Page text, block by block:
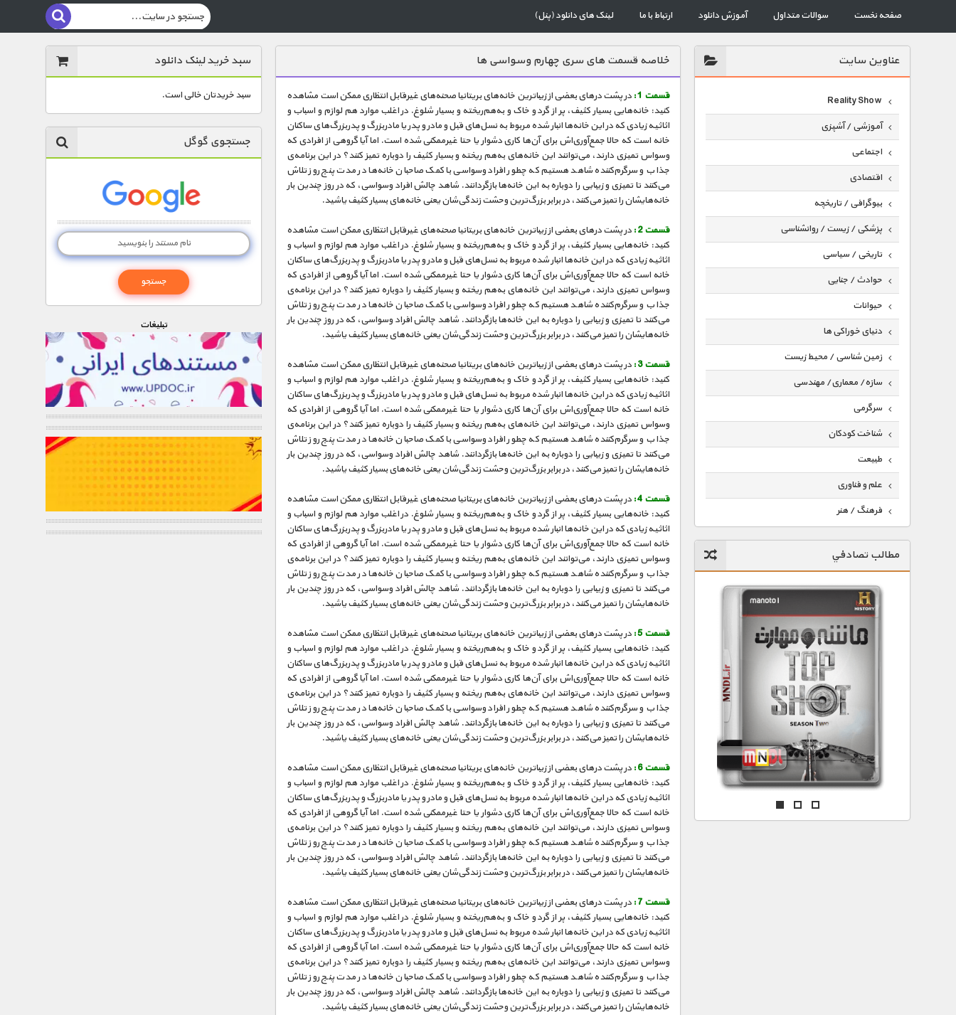
صفحه نخست سوالات متداول آموزش دانلود ارتباط با ما لینک های دانلود (پنل)
عناوين سايت
Reality Show
آموزشی / آشپزی
اجتماعی
اقتصادی
بیوگرافی / تاریخچه
پزشکی / زیست / روانشناسی
تاریخی / سیاسی
حوادث / جنایی
حیوانات
دنیای خوراکی ها
زمین شناسی / محیط زیست
سازه/ معماری/ مهندسی
سرگرمی
شناخت کودکان
طبیعت
علم و فناوری
فرهنگ / هنر
گردشگری
ماورایی
مسابقات / ورزشی
مستند های اختصاصی
مطالب تصادفي
خلاصه قسمت های سری چهارم وسواسی ها
قسمت 1 :
در پشت درهای بعضی از زیباترین خانه‌های بریتانیا صحنه‌های غیرقابل انتظاری ممکن است مشاهده
کنید: خانه‌هایی بسیار کثیف، پر از گرد و خاک و به‌هم‌ریخته و بسیار شلوغ. در اغلب موارد هم لوازم و اسباب و
اثاثیه زیادی که در این خانه‌ها انبار شده مربوط به نسل‌های قبل و مادر و پدر یا مادربزرگ و پدربزرگ‌های ساکنان
خانه است که حالا جمع‌آوری‌اش برای آن‌ها کاری دشوار یا حتا غیرممکنی شده است. اما آیا گروهی از افرادی که
وسواس تمیزی دارند، می‌توانند این خانه‌های به‌هم ریخته و بسیار کثیف را دوباره تمیز کنند؟ در این برنامه‌ی
جذاب و سرگرم‌کننده شاهد هستیم که چطور افراد وسواسی با کمک صاحبان خانه‌ها در مدت پنج روز تلاش
می‌کنند تا تمیزی و زیبایی را دوباره به این خانه‌ها بازگردانند. شاهد چالش افراد وسواسی، که در روز چندین بار
خانه‌هایشان را تمیز می‌کنند، در برابر بزرگ‌ترین وحشت زندگی‌شان یعنی خانه‌های بسیار کثیف یاشید.
قسمت 2 :
در پشت درهای بعضی از زیباترین خانه‌های بریتانیا صحنه‌های غیرقابل انتظاری ممکن است مشاهده
کنید: خانه‌هایی بسیار کثیف، پر از گرد و خاک و به‌هم‌ریخته و بسیار شلوغ. در اغلب موارد هم لوازم و اسباب و
اثاثیه زیادی که در این خانه‌ها انبار شده مربوط به نسل‌های قبل و مادر و پدر یا مادربزرگ و پدربزرگ‌های ساکنان
خانه است که حالا جمع‌آوری‌اش برای آن‌ها کاری دشوار یا حتا غیرممکنی شده است. اما آیا گروهی از افرادی که
وسواس تمیزی دارند، می‌توانند این خانه‌های به‌هم ریخته و بسیار کثیف را دوباره تمیز کنند؟ در این برنامه‌ی
جذاب و سرگرم‌کننده شاهد هستیم که چطور افراد وسواسی با کمک صاحبان خانه‌ها در مدت پنج روز تلاش
می‌کنند تا تمیزی و زیبایی را دوباره به این خانه‌ها بازگردانند. شاهد چالش افراد وسواسی، که در روز چندین بار
خانه‌هایشان را تمیز می‌کنند، در برابر بزرگ‌ترین وحشت زندگی‌شان یعنی خانه‌های بسیار کثیف یاشید.
قسمت 3 :
در پشت درهای بعضی از زیباترین خانه‌های بریتانیا صحنه‌های غیرقابل انتظاری ممکن است مشاهده
کنید: خانه‌هایی بسیار کثیف، پر از گرد و خاک و به‌هم‌ریخته و بسیار شلوغ. در اغلب موارد هم لوازم و اسباب و
اثاثیه زیادی که در این خانه‌ها انبار شده مربوط به نسل‌های قبل و مادر و پدر یا مادربزرگ و پدربزرگ‌های ساکنان
خانه است که حالا جمع‌آوری‌اش برای آن‌ها کاری دشوار یا حتا غیرممکنی شده است. اما آیا گروهی از افرادی که
وسواس تمیزی دارند، می‌توانند این خانه‌های به‌هم ریخته و بسیار کثیف را دوباره تمیز کنند؟ در این برنامه‌ی
جذاب و سرگرم‌کننده شاهد هستیم که چطور افراد وسواسی با کمک صاحبان خانه‌ها در مدت پنج روز تلاش
می‌کنند تا تمیزی و زیبایی را دوباره به این خانه‌ها بازگردانند. شاهد چالش افراد وسواسی، که در روز چندین بار
خانه‌هایشان را تمیز می‌کنند، در برابر بزرگ‌ترین وحشت زندگی‌شان یعنی خانه‌های بسیار کثیف یاشید.
قسمت 4 :
در پشت درهای بعضی از زیباترین خانه‌های بریتانیا صحنه‌های غیرقابل انتظاری ممکن است مشاهده
کنید: خانه‌هایی بسیار کثیف، پر از گرد و خاک و به‌هم‌ریخته و بسیار شلوغ. در اغلب موارد هم لوازم و اسباب و
اثاثیه زیادی که در این خانه‌ها انبار شده مربوط به نسل‌های قبل و مادر و پدر یا مادربزرگ و پدربزرگ‌های ساکنان
خانه است که حالا جمع‌آوری‌اش برای آن‌ها کاری دشوار یا حتا غیرممکنی شده است. اما آیا گروهی از افرادی که
وسواس تمیزی دارند، می‌توانند این خانه‌های به‌هم ریخته و بسیار کثیف را دوباره تمیز کنند؟ در این برنامه‌ی
جذاب و سرگرم‌کننده شاهد هستیم که چطور افراد وسواسی با کمک صاحبان خانه‌ها در مدت پنج روز تلاش
می‌کنند تا تمیزی و زیبایی را دوباره به این خانه‌ها بازگردانند. شاهد چالش افراد وسواسی، که در روز چندین بار
خانه‌هایشان را تمیز می‌کنند، در برابر بزرگ‌ترین وحشت زندگی‌شان یعنی خانه‌های بسیار کثیف یاشید.
قسمت 5 :
در پشت درهای بعضی از زیباترین خانه‌های بریتانیا صحنه‌های غیرقابل انتظاری ممکن است مشاهده
کنید: خانه‌هایی بسیار کثیف، پر از گرد و خاک و به‌هم‌ریخته و بسیار شلوغ. در اغلب موارد هم لوازم و اسباب و
اثاثیه زیادی که در این خانه‌ها انبار شده مربوط به نسل‌های قبل و مادر و پدر یا مادربزرگ و پدربزرگ‌های ساکنان
خانه است که حالا جمع‌آوری‌اش برای آن‌ها کاری دشوار یا حتا غیرممکنی شده است. اما آیا گروهی از افرادی که
وسواس تمیزی دارند، می‌توانند این خانه‌های به‌هم ریخته و بسیار کثیف را دوباره تمیز کنند؟ در این برنامه‌ی
جذاب و سرگرم‌کننده شاهد هستیم که چطور افراد وسواسی با کمک صاحبان خانه‌ها در مدت پنج روز تلاش
می‌کنند تا تمیزی و زیبایی را دوباره به این خانه‌ها بازگردانند. شاهد چالش افراد وسواسی، که در روز چندین بار
خانه‌هایشان را تمیز می‌کنند، در برابر بزرگ‌ترین وحشت زندگی‌شان یعنی خانه‌های بسیار کثیف یاشید.
قسمت 6 :
در پشت درهای بعضی از زیباترین خانه‌های بریتانیا صحنه‌های غیرقابل انتظاری ممکن است مشاهده
کنید: خانه‌هایی بسیار کثیف، پر از گرد و خاک و به‌هم‌ریخته و بسیار شلوغ. در اغلب موارد هم لوازم و اسباب و
اثاثیه زیادی که در این خانه‌ها انبار شده مربوط به نسل‌های قبل و مادر و پدر یا مادربزرگ و پدربزرگ‌های ساکنان
خانه است که حالا جمع‌آوری‌اش برای آن‌ها کاری دشوار یا حتا غیرممکنی شده است. اما آیا گروهی از افرادی که
وسواس تمیزی دارند، می‌توانند این خانه‌های به‌هم ریخته و بسیار کثیف را دوباره تمیز کنند؟ در این برنامه‌ی
جذاب و سرگرم‌کننده شاهد هستیم که چطور افراد وسواسی با کمک صاحبان خانه‌ها در مدت پنج روز تلاش
می‌کنند تا تمیزی و زیبایی را دوباره به این خانه‌ها بازگردانند. شاهد چالش افراد وسواسی، که در روز چندین بار
خانه‌هایشان را تمیز می‌کنند، در برابر بزرگ‌ترین وحشت زندگی‌شان یعنی خانه‌های بسیار کثیف یاشید.
قسمت 7 :
در پشت درهای بعضی از زیباترین خانه‌های بریتانیا صحنه‌های غیرقابل انتظاری ممکن است مشاهده
کنید: خانه‌هایی بسیار کثیف، پر از گرد و خاک و به‌هم‌ریخته و بسیار شلوغ. در اغلب موارد هم لوازم و اسباب و
اثاثیه زیادی که در این خانه‌ها انبار شده مربوط به نسل‌های قبل و مادر و پدر یا مادربزرگ و پدربزرگ‌های ساکنان
خانه است که حالا جمع‌آوری‌اش برای آن‌ها کاری دشوار یا حتا غیرممکنی شده است. اما آیا گروهی از افرادی که
وسواس تمیزی دارند، می‌توانند این خانه‌های به‌هم ریخته و بسیار کثیف را دوباره تمیز کنند؟ در این برنامه‌ی
جذاب و سرگرم‌کننده شاهد هستیم که چطور افراد وسواسی با کمک صاحبان خانه‌ها در مدت پنج روز تلاش
می‌کنند تا تمیزی و زیبایی را دوباره به این خانه‌ها بازگردانند. شاهد چالش افراد وسواسی، که در روز چندین بار
خانه‌هایشان را تمیز می‌کنند، در برابر بزرگ‌ترین وحشت زندگی‌شان یعنی خانه‌های بسیار کثیف یاشید.
سبد خرید لینک دانلود
سبد خریدتان خالی است.
جستجوی گوگل
تبليغات